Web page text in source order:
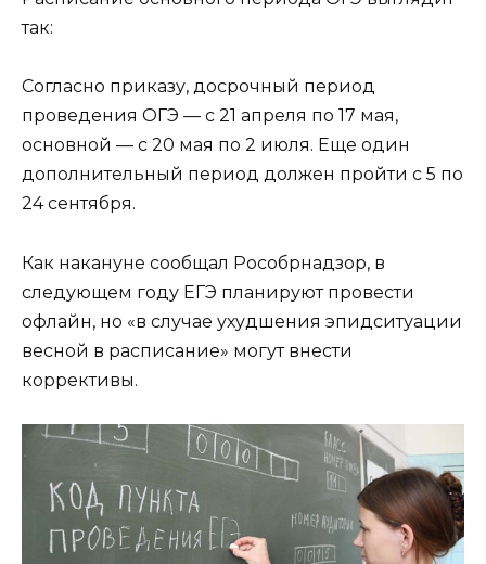
так:
Согласно приказу, досрочный период
проведения ОГЭ — с 21 апреля по 17 мая,
основной — с 20 мая по 2 июля. Еще один
дополнительный период должен пройти с 5 по
24 сентября.
Как накануне сообщал Рособрнадзор, в
следующем году ЕГЭ планируют провести
офлайн, но «в случае ухудшения эпидситуации
весной в расписание» могут внести
коррективы.